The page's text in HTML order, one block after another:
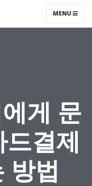
MENU
게 문
결제
방법